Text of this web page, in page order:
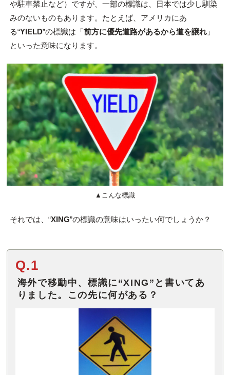
や駐車禁止など）ですが、一部の標識は、日本では少し馴染
みのないものもあります。たとえば、アメリカにあ
る“YIELD”の標識は「前方に優先道路があるから道を譲れ」
といった意味になります。
▲こんな標識
それでは、“XING”の標識の意味はいったい何でしょうか？
Q.1
海外で移動中、標識に“XING”と書いてあ
りました。この先に何がある？